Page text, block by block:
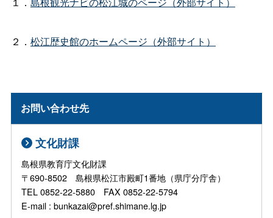
２． 松江歴史館のホームページ（外部サイト）
お問い合わせ先
文化財課
島根県教育庁文化財課
〒690-8502 島根県松江市殿町1番地（県庁分庁舎）
TEL 0852-22-5880 FAX 0852-22-5794
E-mail : bunkazai@pref.shimane.lg.jp